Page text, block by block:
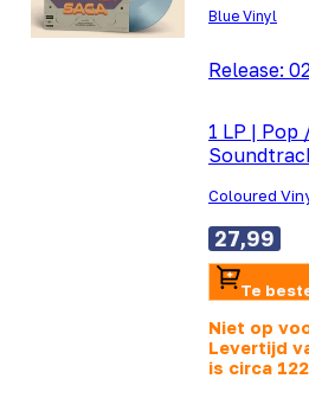
Blue Vinyl
Release:
1 LP | Pop
Coloured
27,99
Te
Niet op
Levertijd
is circa